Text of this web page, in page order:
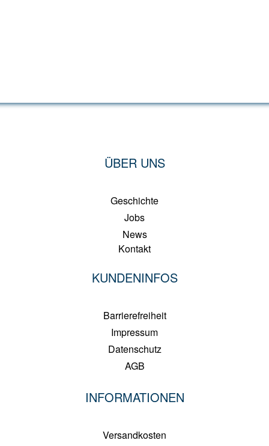
ÜBER UNS
Geschichte
Jobs
News
Kontakt
KUNDENINFOS
Barrierefreiheit
Impressum
Datenschutz
AGB
INFORMATIONEN
Versandkosten